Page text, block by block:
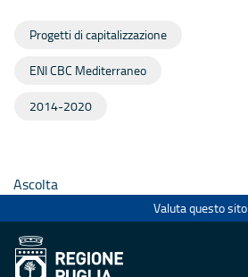
Progetti di capitalizzazione
ENI CBC Mediterraneo
2014-2020
Ascolta
Valuta questo sito